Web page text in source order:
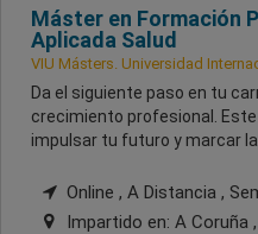
Máster en Formación
Aplicada Salud
VIU Másters. Universidad
Da el siguiente paso en tu
crecimiento profesional.
impulsar tu futuro y marcar
Online , A Distancia ,
Impartido en: A Coruña